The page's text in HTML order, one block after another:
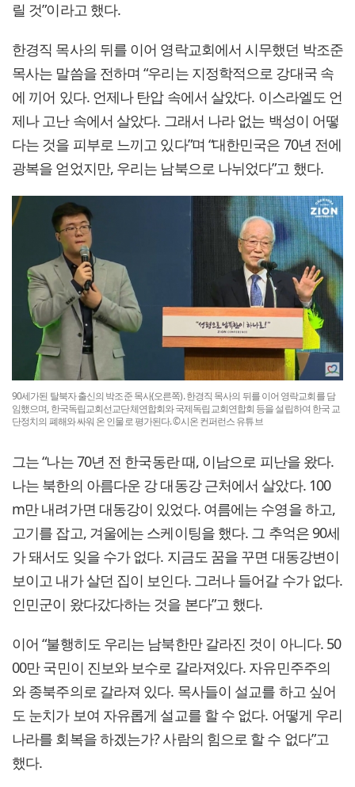
릴 것”이라고 했다.
한경직 목사의 뒤를 이어 영락교회에서 시무했던 박조준
목사는 말씀을 전하며 “우리는 지정학적으로 강대국 속
에 끼어 있다. 언제나 탄압 속에서 살았다. 이스라엘도 언
제나 고난 속에서 살았다. 그래서 나라 없는 백성이 어떻
다는 것을 피부로 느끼고 있다”며 “대한민국은 70년 전에
광복을 얻었지만, 우리는 남북으로 나뉘었다”고 했다.
90세가된 탈북자 출신의 박조준 목사(오른쪽). 한경직 목사의 뒤를 이어 영락교회를 담
임했으며, 한국독립교회선교단체연합회와 국제독립교회연합회 등을 설립하여 한국 교
단정치의 폐해와 싸워 온 인물로 평가된다. ©시온 컨퍼런스 유튜브
그는 “나는 70년 전 한국동란 때, 이남으로 피난을 왔다.
나는 북한의 아름다운 강 대동강 근처에서 살았다. 100
m만 내려가면 대동강이 있었다. 여름에는 수영을 하고,
고기를 잡고, 겨울에는 스케이팅을 했다. 그 추억은 90세
가 돼서도 잊을 수가 없다. 지금도 꿈을 꾸면 대동강변이
보이고 내가 살던 집이 보인다. 그러나 들어갈 수가 없다.
인민군이 왔다갔다하는 것을 본다”고 했다.
이어 “불행히도 우리는 남북한만 갈라진 것이 아니다. 50
00만 국민이 진보와 보수로 갈라져있다. 자유민주주의
와 종북주의로 갈라져 있다. 목사들이 설교를 하고 싶어
도 눈치가 보여 자유롭게 설교를 할 수 없다. 어떻게 우리
나라를 회복을 하겠는가? 사람의 힘으로 할 수 없다”고
했다.